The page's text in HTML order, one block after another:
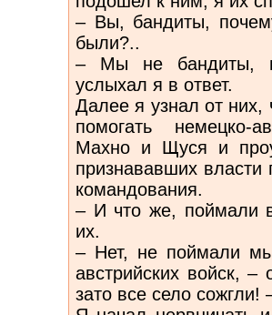
– Вы, бандиты,
были?..
– Мы не бандиты,
услыхал я в ответ.
Далее я узнал от них,
помогать немецко-
Махно и Щуся и
признававших власти
командования.
– И что же, поймали
их.
– Нет, не поймали мы
австрийских войск,
зато все село сожгли!